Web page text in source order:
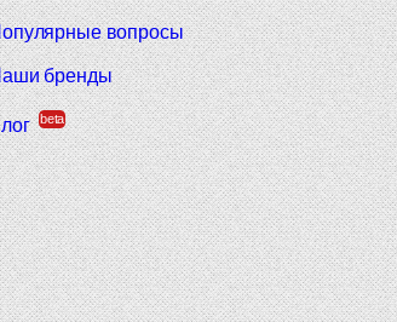
вопросы
бренды
beta